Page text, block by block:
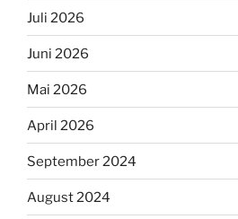
Juli 2026
Juni 2026
Mai 2026
April 2026
September 2024
August 2024